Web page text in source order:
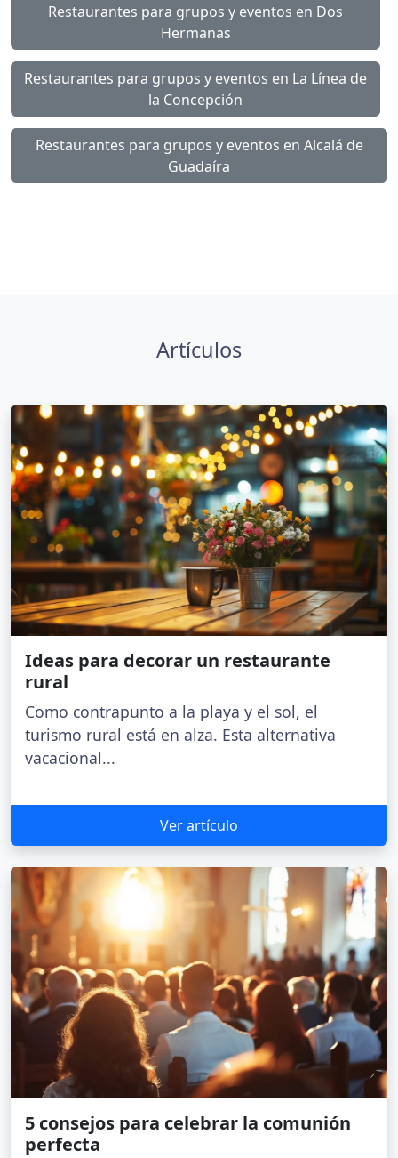
Restaurantes para grupos y eventos en Dos
Hermanas
Restaurantes para grupos y eventos en La Línea de
la Concepción
Restaurantes para grupos y eventos en Alcalá de
Guadaíra
Artículos
Ideas para decorar un restaurante
rural
Como contrapunto a la playa y el sol, el
turismo rural está en alza. Esta alternativa
vacacional...
Ver artículo
5 consejos para celebrar la comunión
perfecta